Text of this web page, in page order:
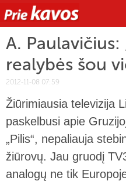
A. Paulavičius:
realybės šou
2012-11-08 07:59
Žiūrimiausia televizija
paskelbusi apie
„Pilis“, nepaliauja
žiūrovų. Jau gruodį
analogų ne tik